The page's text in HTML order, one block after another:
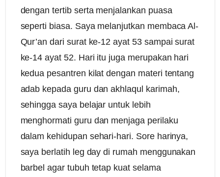
dengan tertib serta menjalankan puasa
seperti biasa. Saya melanjutkan membaca Al-
Qur’an dari surat ke-12 ayat 53 sampai surat
ke-14 ayat 52. Hari itu juga merupakan hari
kedua pesantren kilat dengan materi tentang
adab kepada guru dan akhlaqul karimah,
sehingga saya belajar untuk lebih
menghormati guru dan menjaga perilaku
dalam kehidupan sehari-hari. Sore harinya,
saya berlatih leg day di rumah menggunakan
barbel agar tubuh tetap kuat selama